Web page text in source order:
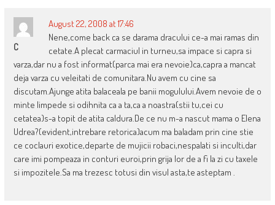
C
August 22, 2008 at 17:46
Nene,come back ca se darama dracului ce-a mai ramas din
cetate.A plecat carmaciul in turneu,sa impace si capra si
varza,dar nu a fost informat(parca mai era nevoie)ca,capra a mancat
deja varza cu veleitati de comunitara.Nu avem cu cine sa
discutam.Ajunge atita balaceala pe banii mogulului.Avem nevoie de o
minte limpede si odihnita ca a ta,ca a noastra(stii tu,cei cu
cetatea)s-a topit de atita caldura.De ce nu m-a nascut mama o Elena
Udrea?(evident,intrebare retorica)acum ma baladam prin cine stie
ce coclauri exotice,departe de mujicii robaci,nespalati si inculti,dar
care imi pompeaza in conturi euroi,prin grija lor de a fi la zi cu taxele
si impozitele.Sa ma trezesc totusi din visul asta,te asteptam .